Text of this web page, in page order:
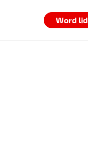
Word lid